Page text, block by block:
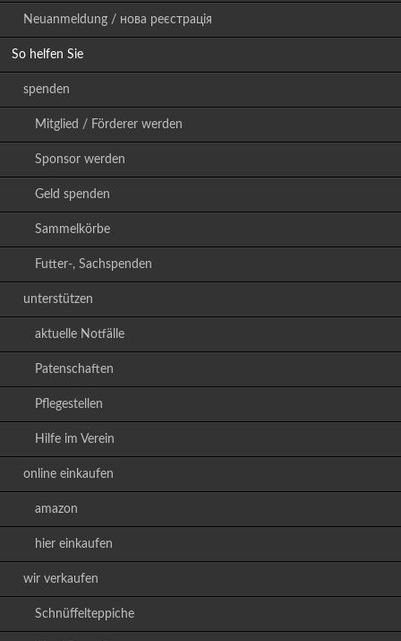
Neuanmeldung / нова реєстрація
So helfen Sie
spenden
Mitglied / Förderer werden
Sponsor werden
Geld spenden
Sammelkörbe
Futter-, Sachspenden
unterstützen
aktuelle Notfälle
Patenschaften
Pflegestellen
Hilfe im Verein
online einkaufen
amazon
hier einkaufen
wir verkaufen
Schnüffelteppiche